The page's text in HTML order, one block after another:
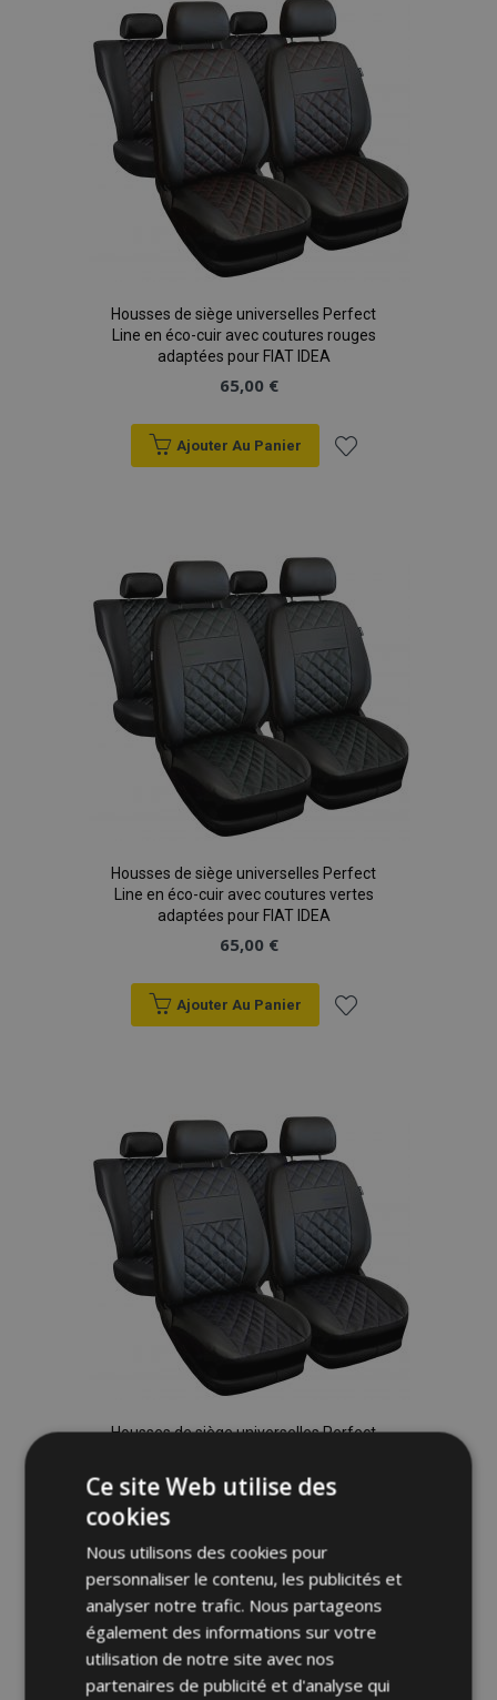
liste
d'achats
Housses de siège universelles Perfect
Line en éco-cuir avec coutures rouges
adaptées pour FIAT IDEA
65,00 €
Ajouter Au Panier
liste
d'achats
Housses de siège universelles Perfect
Line en éco-cuir avec coutures vertes
adaptées pour FIAT IDEA
65,00 €
Ajouter Au Panier
liste
d'achats
Housses de siège universelles Perfect
adaptées pour FIAT IDEA
Ajouter Au Panier
Ajouter
à la
liste
Ce site Web utilise des
cookies
Nous utilisons des cookies pour
personnaliser le contenu, les publicités et
analyser notre trafic. Nous partageons
également des informations sur votre
utilisation de notre site avec nos
partenaires de publicité et d'analyse qui